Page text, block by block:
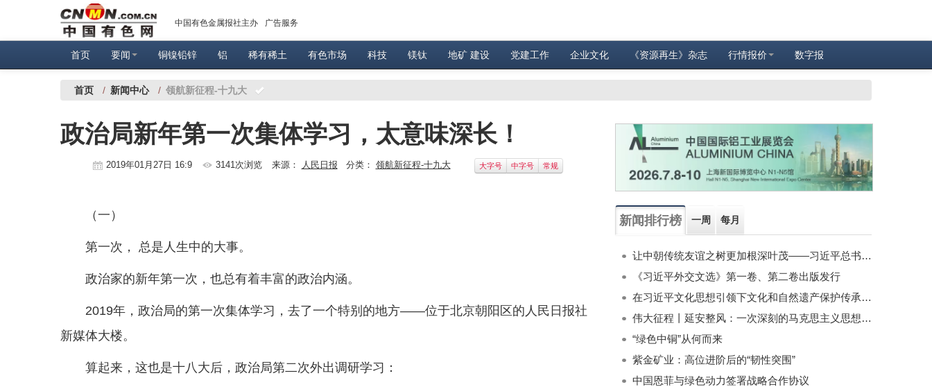
中国有色金属报社主办 广告服务
首页 要闻 铜镍铅锌 铝 稀有稀土 有色市场 科技 镁钛 地矿 建设 党建工作 企业文化 《资源再生》杂志 行情报价 数字报
首页 / 新闻中心 / 领航新征程-十九大
政治局新年第一次集体学习，太意味深长！
2019年01月27日 16:9 3141次浏览 来源： 人民日报 分类： 领航新征程-十九大 大字号 中字号 常规
（一）
第一次， 总是人生中的大事。
政治家的新年第一次，也总有着丰富的政治内涵。
2019年，政治局的第一次集体学习，去了一个特别的地方——位于北京朝阳区的人民日报社
新媒体大楼。
算起来，这也是十八大后，政治局第二次外出调研学习：
新闻排行榜 一周 每月
让中朝传统友谊之树更加根深叶茂——习近平总书记对朝鲜进行国事访问纪实
《习近平外交文选》第一卷、第二卷出版发行
在习近平文化思想引领下文化和自然遗产保护传承利用工作开创新局面
伟大征程丨延安整风：一次深刻的马克思主义思想教育运动
“绿色中铜”从何而来
紫金矿业：高位进阶后的“韧性突围”
中国恩菲与绿色动力签署战略合作协议